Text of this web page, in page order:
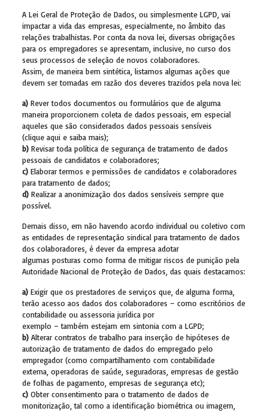
A Lei Geral de Proteção de Dados, ou simplesmente LGPD, vai
impactar a vida das empresas, especialmente, no âmbito das
relações trabalhistas. Por conta da nova lei, diversas obrigações
para os empregadores se apresentam, inclusive, no curso dos
seus processos de seleção de novos colaboradores.
Assim, de maneira bem sintética, listamos algumas ações que
devem ser tomadas em razão dos deveres trazidos pela nova lei:
a)Rever todos documentos ou formulários que de alguma
maneira proporcionem coleta de dados pessoais, em especial
aqueles que são considerados dados pessoais sensíveis
(clique aqui e saiba mais);
b)Revisar toda política de segurança de tratamento de dados
pessoais de candidatos e colaboradores;
c)Elaborar termos e permissões de candidatos e colaboradores
para tratamento de dados;
d)Realizar a anonimização dos dados sensíveis sempre que
possível.
Demais disso, em não havendo acordo individual ou coletivo com
as entidades de representação sindical para tratamento de dados
dos colaboradores, é dever da empresa adotar
algumas posturas como forma de mitigar riscos de punição pela
Autoridade Nacional de Proteção de Dados, das quais destacamos:
a)Exigir que os prestadores de serviços que, de alguma forma,
terão acesso aos dados dos colaboradores – como escritórios de
contabilidade ou assessoria jurídica por
exemplo – também estejam em sintonia com a LGPD;
b)Alterar contratos de trabalho para inserção de hipóteses de
autorização de tratamento de dados do empregado pelo
empregador (como compartilhamento com contabilidade
externa, operadoras de saúde, seguradoras, empresas de gestão
de folhas de pagamento, empresas de segurança etc);
c)Obter consentimento para o tratamento de dados de
monitorização, tal como a identificação biométrica ou imagem,